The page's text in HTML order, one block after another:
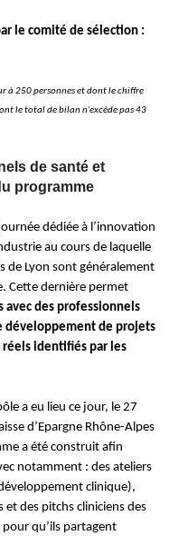
le comité de sélection :
à 250 personnes et dont le chiffre
le total de bilan n'excède pas 43
de santé et
programme
dédiée à l’innovation
au cours de laquelle
de Lyon sont généralement
Cette dernière permet
des professionnels
développement de projets
réels identifiés par les
a eu lieu ce jour, le 27
d’Epargne Rhône-Alpes
a été construit afin
notamment : des ateliers
clinique),
et des pitchs cliniciens des
pour qu’ils partagent